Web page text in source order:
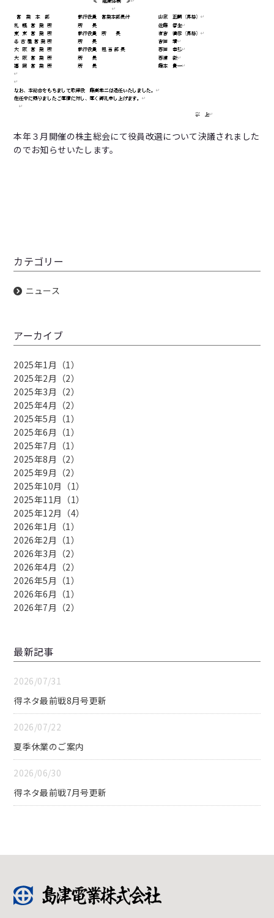
本年３月開催の株主総会にて役員改選について決議されました
のでお知らせいたします。
カテゴリー
ニュース
アーカイブ
2025年1月（1）
2025年2月（2）
2025年3月（2）
2025年4月（2）
2025年5月（1）
2025年6月（1）
2025年7月（1）
2025年8月（2）
2025年9月（2）
2025年10月（1）
2025年11月（1）
2025年12月（4）
2026年1月（1）
2026年2月（1）
2026年3月（2）
2026年4月（2）
2026年5月（1）
2026年6月（1）
2026年7月（2）
最新記事
2026/07/31
得ネタ最前戦8月号更新
2026/07/22
夏季休業のご案内
2026/06/30
得ネタ最前戦7月号更新